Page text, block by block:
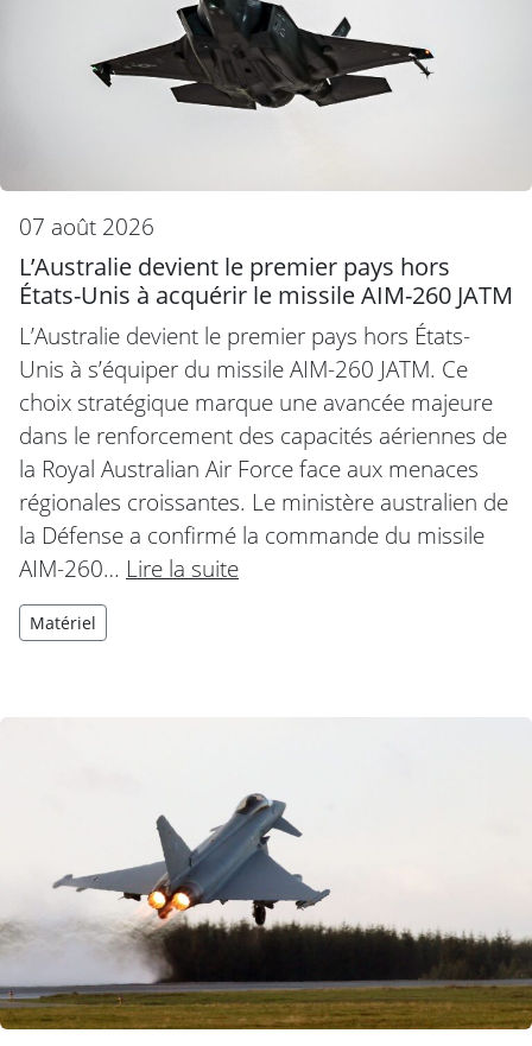
07 août 2026
L’Australie devient le premier pays hors
États-Unis à acquérir le missile AIM-260 JATM
L’Australie devient le premier pays hors États-
Unis à s’équiper du missile AIM-260 JATM. Ce
choix stratégique marque une avancée majeure
dans le renforcement des capacités aériennes de
la Royal Australian Air Force face aux menaces
régionales croissantes. Le ministère australien de
la Défense a confirmé la commande du missile
AIM-260… Lire la suite
Matériel